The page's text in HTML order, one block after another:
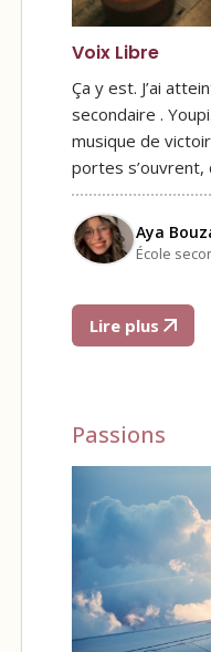
Voix Libre
Ça y est. J’ai
secondaire .
musique de
portes s’ouvrent,
Aya
École
Lire plus
Passions